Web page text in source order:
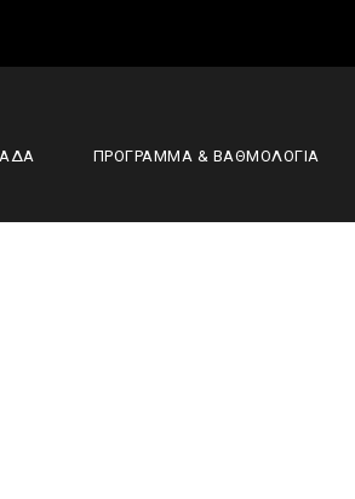
ΠΡΟΓΡΑΜΜΑ & ΒΑΘΜΟΛΟΓΙΑ